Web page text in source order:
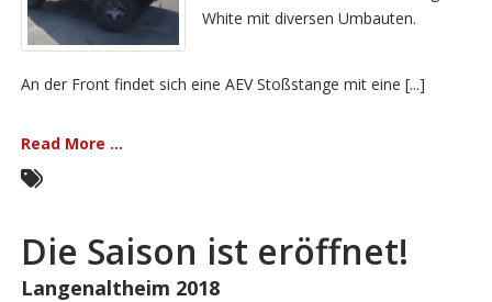
White mit diversen Umbauten.
An der Front findet sich eine AEV Stoßstange mit eine [...]
Read More ...
Die Saison ist eröffnet!
Langenaltheim 2018